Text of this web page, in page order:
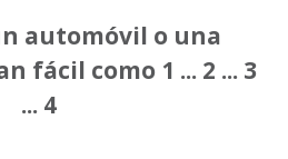
automóvil o una
fácil como 1 ... 2 ... 3
... 4